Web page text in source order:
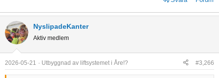
NyslipadeKanter
Aktiv medlem
2026-05-21 Utbyggnad av liftsystemet i Åre!? #3,266